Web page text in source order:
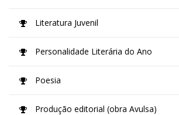
Literatura Juvenil
Personalidade Literária do Ano
Poesia
Produção editorial (obra Avulsa)